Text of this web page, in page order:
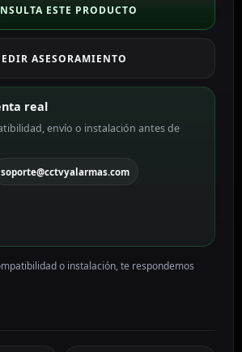
ESTE PRODUCTO
ASESORAMIENTO
real
envío o instalación antes de
soporte@cctvyalarmas.com
o instalación, te respondemos